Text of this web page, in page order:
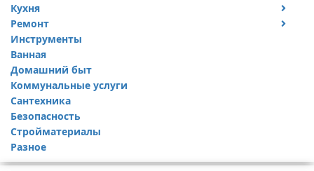
Дизайн дачи
Дизайн квартиры
Кухня
Посуда
Ремонт
Ремонт дачи
Ремонт квартиры
Инструменты
Ванная
Домашний быт
Коммунальные услуги
Сантехника
Безопасность
Стройматериалы
Разное